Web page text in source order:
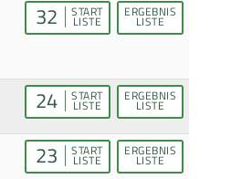
32 START
LISTE
ERGEBNIS
LISTE
24 START
LISTE
ERGEBNIS
LISTE
23 START
LISTE
ERGEBNIS
LISTE